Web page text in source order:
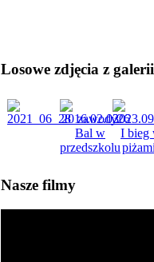
Losowe zdjęcia z galerii
Nasze filmy